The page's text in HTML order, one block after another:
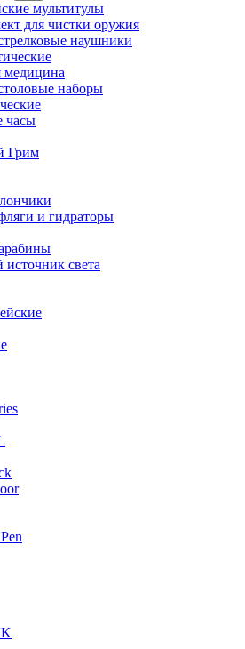
мультитулы
для чистки оружия
наушники
медицина
наборы
часы
Грим
и гидраторы
света